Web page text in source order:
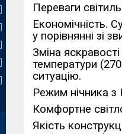
Переваги
Економічність.
у порівнянні зі
Зміна
температури
ситуацію.
Режим нічника з
Комфортне
Якість